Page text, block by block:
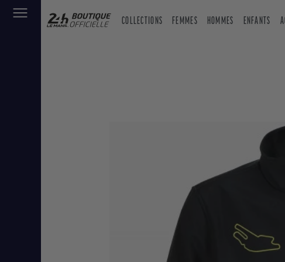
COLLECTIONS FEMMES HOMMES ENFANTS